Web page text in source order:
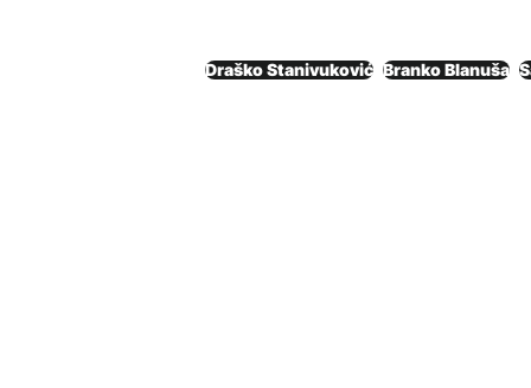
Draško Stanivuković Branko Blanuša